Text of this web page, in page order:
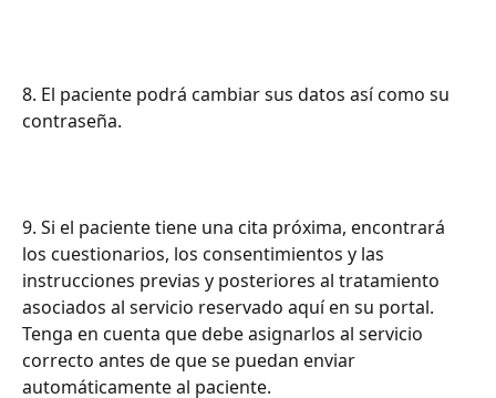
8. El paciente podrá cambiar sus datos así como su
contraseña.
9. Si el paciente tiene una cita próxima, encontrará
los cuestionarios, los consentimientos y las
instrucciones previas y posteriores al tratamiento
asociados al servicio reservado aquí en su portal.
Tenga en cuenta que debe asignarlos al servicio
correcto antes de que se puedan enviar
automáticamente al paciente.